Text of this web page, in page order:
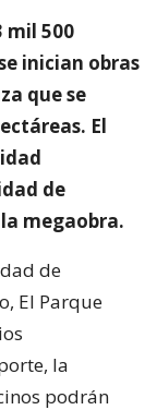
mil 500
inician obras
que se
El
de
megaobra.
de
El Parque
la
podrán